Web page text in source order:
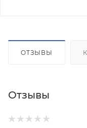
ОТЗЫВЫ
Отзывы